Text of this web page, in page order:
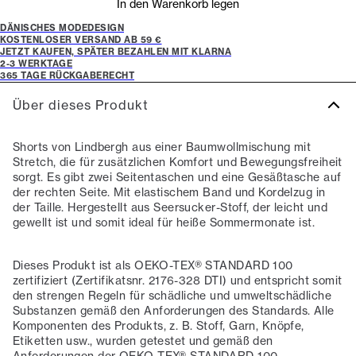
In den Warenkorb legen
DÄNISCHES MODEDESIGN
KOSTENLOSER VERSAND AB 59 €
JETZT KAUFEN, SPÄTER BEZAHLEN MIT KLARNA
2-3 WERKTAGE
365 TAGE RÜCKGABERECHT
Über dieses Produkt
Shorts von Lindbergh aus einer Baumwollmischung mit
Stretch, die für zusätzlichen Komfort und Bewegungsfreiheit
sorgt. Es gibt zwei Seitentaschen und eine Gesäßtasche auf
der rechten Seite. Mit elastischem Band und Kordelzug in
der Taille. Hergestellt aus Seersucker-Stoff, der leicht und
gewellt ist und somit ideal für heiße Sommermonate ist.
Dieses Produkt ist als OEKO-TEX® STANDARD 100
zertifiziert (Zertifikatsnr. 2176-328 DTI) und entspricht somit
den strengen Regeln für schädliche und umweltschädliche
Substanzen gemäß den Anforderungen des Standards. Alle
Komponenten des Produkts, z. B. Stoff, Garn, Knöpfe,
Etiketten usw., wurden getestet und gemäß den